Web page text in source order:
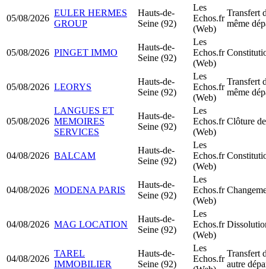
05/08/2026
EULER HERMES
GROUP
Hauts-de-
Seine (92)
Les
Echos.fr
(Web)
Transfert
même
05/08/2026 PINGET IMMO
Hauts-de-
Seine (92)
Les
Echos.fr
(Web)
05/08/2026 LEORYS
Hauts-de-
Seine (92)
Les
Echos.fr
(Web)
Transfert
même
05/08/2026
LANGUES ET
MEMOIRES
SERVICES
Hauts-de-
Seine (92)
Les
Echos.fr
(Web)
Clôture
04/08/2026 BALCAM
Hauts-de-
Seine (92)
Les
Echos.fr
(Web)
04/08/2026 MODENA PARIS
Hauts-de-
Seine (92)
Les
Echos.fr
(Web)
04/08/2026 MAG LOCATION
Hauts-de-
Seine (92)
Les
Echos.fr
(Web)
04/08/2026
TAREL
IMMOBILIER
Hauts-de-
Seine (92)
Les
Echos.fr
Transfert
autre